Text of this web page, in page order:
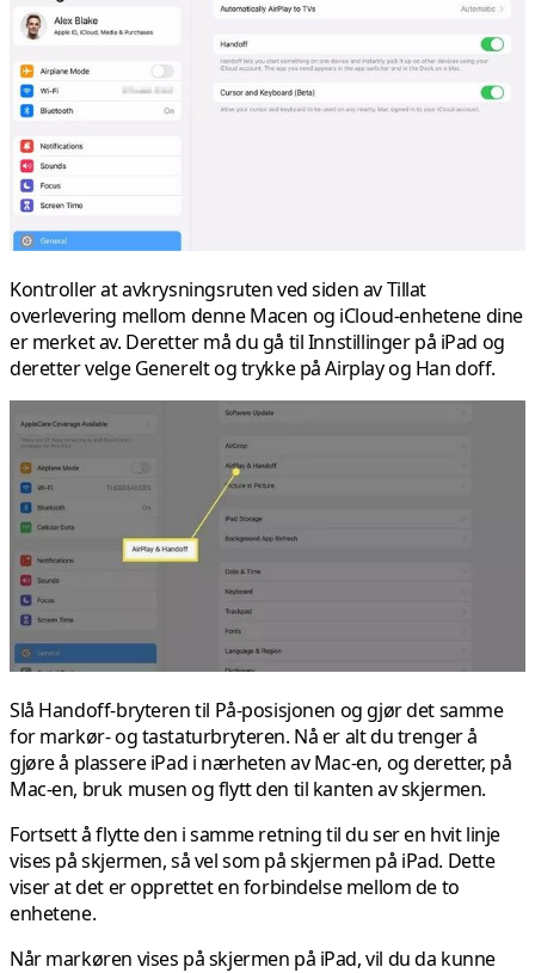
Kontroller at avkrysningsruten ved siden av Tillat
overlevering mellom denne Macen og iCloud-enhetene dine
er merket av. Deretter må du gå til Innstillinger på iPad og
deretter velge Generelt og trykke på Airplay og Han doff.
Slå Handoff-bryteren til På-posisjonen og gjør det samme
for markør- og tastaturbryteren. Nå er alt du trenger å
gjøre å plassere iPad i nærheten av Mac-en, og deretter, på
Mac-en, bruk musen og flytt den til kanten av skjermen.
Fortsett å flytte den i samme retning til du ser en hvit linje
vises på skjermen, så vel som på skjermen på iPad. Dette
viser at det er opprettet en forbindelse mellom de to
enhetene.
Når markøren vises på skjermen på iPad, vil du da kunne